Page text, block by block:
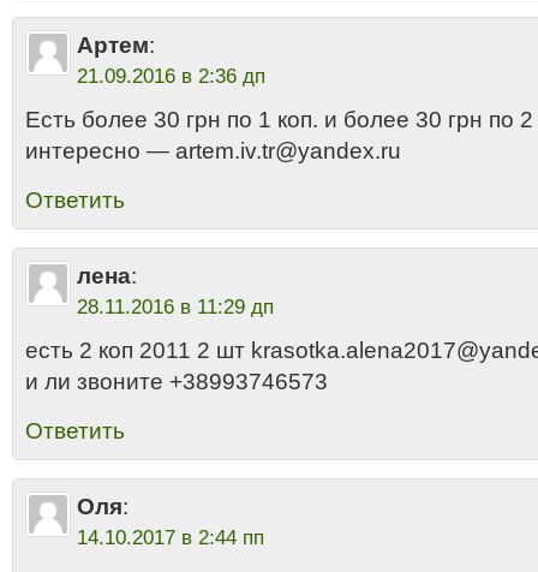
Артем:
21.09.2016 в 2:36 дп
Есть более 30 грн по 1 коп. и более 30 грн
интересно — artem.iv.tr@yandex.ru
Ответить
лена:
28.11.2016 в 11:29 дп
есть 2 коп 2011 2 шт
и ли звоните +38993746573
Ответить
Оля:
14.10.2017 в 2:44 пп